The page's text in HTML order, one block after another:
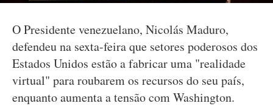
O Presidente venezuelano, Nicolás Maduro,
defendeu na sexta-feira que setores poderosos dos
Estados Unidos estão a fabricar uma "realidade
virtual" para roubarem os recursos do seu país,
enquanto aumenta a tensão com Washington.